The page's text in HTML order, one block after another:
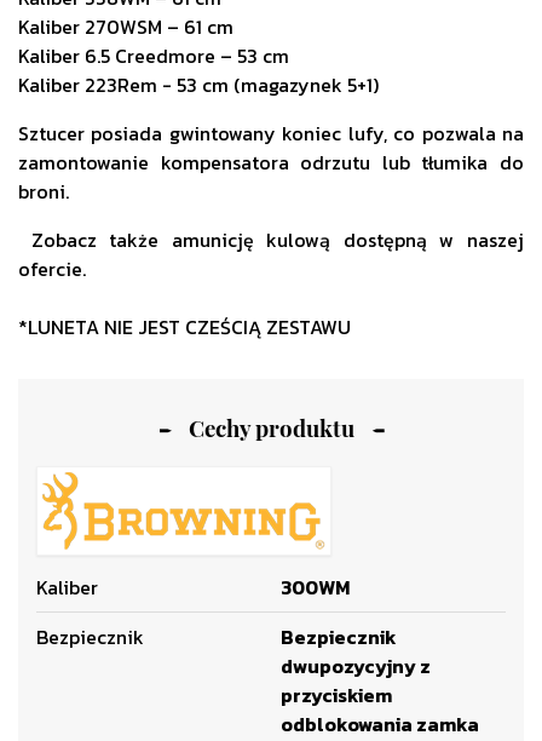
Cechy produktu
Kaliber
300WM
Bezpiecznik
Bezpiecznik
dwupozycyjny z
przyciskiem
odblokowania zamka
Kaliber 270WSM – 61 cm
Kaliber 6.5 Creedmore – 53 cm
Kaliber 223Rem - 53 cm (magazynek 5+1)
Sztucer posiada gwintowany koniec lufy, co pozwala na
zamontowanie kompensatora odrzutu lub tłumika do
broni.
Zobacz także amunicję kulową dostępną w naszej
ofercie.
*LUNETA NIE JEST CZEŚCIĄ ZESTAWU